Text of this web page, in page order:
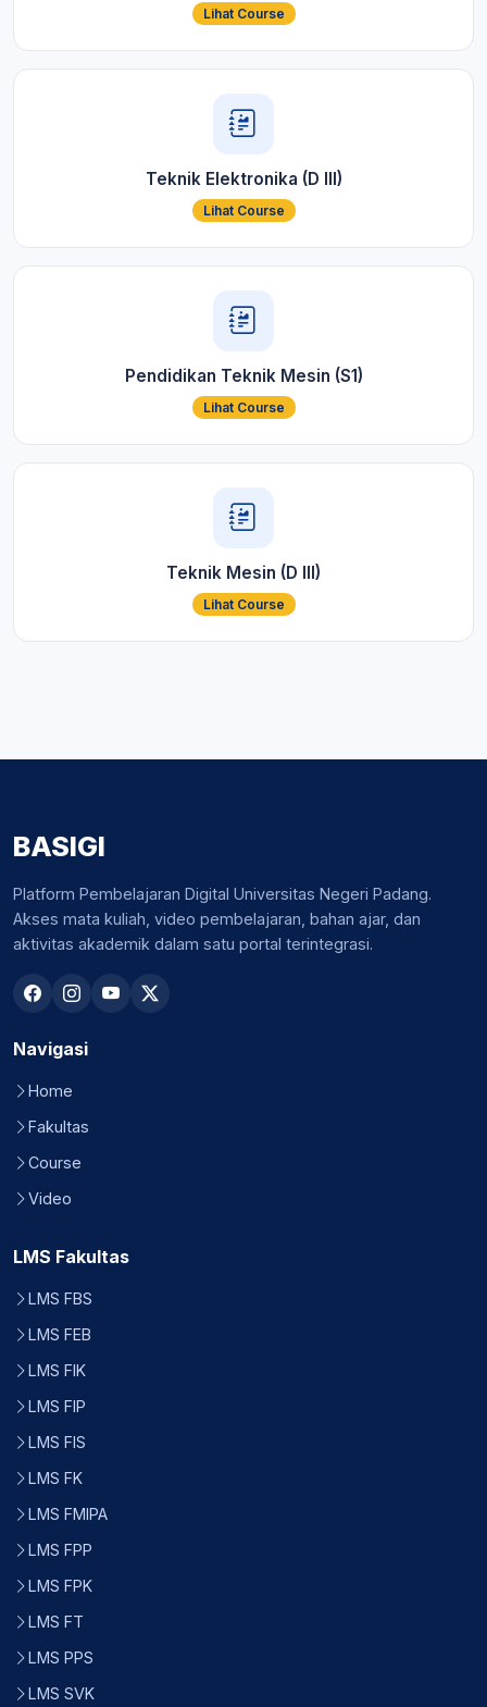
Lihat Course
Teknik Elektronika (D III)
Lihat Course
Pendidikan Teknik Mesin (S1)
Lihat Course
Teknik Mesin (D III)
Lihat Course
BASIGI
Platform Pembelajaran Digital Universitas Negeri Padang.
Akses mata kuliah, video pembelajaran, bahan ajar, dan
aktivitas akademik dalam satu portal terintegrasi.
Navigasi
Home
Fakultas
Course
Video
LMS Fakultas
LMS FBS
LMS FEB
LMS FIK
LMS FIP
LMS FIS
LMS FK
LMS FMIPA
LMS FPP
LMS FPK
LMS FT
LMS PPS
LMS SVK